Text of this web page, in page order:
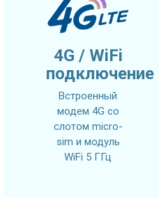
4G / WiFi
подключение
Встроенный
модем 4G со
слотом micro-
sim и модуль
WiFi 5 ГГц